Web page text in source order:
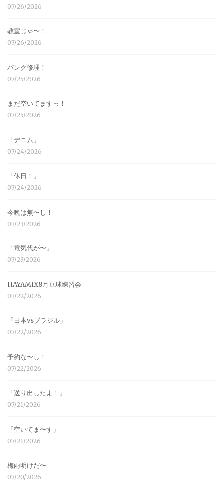
07/26/2026
教室じゃ〜！
07/26/2026
パンク修理！
07/25/2026
まだ空いてますっ！
07/25/2026
「デニム」
07/24/2026
「休日！」
07/24/2026
今晩は無〜し！
07/23/2026
「電気代が〜」
07/23/2026
HAYAMIX8月卓球練習会
07/22/2026
「日本vsブラジル」
07/22/2026
予約な〜し！
07/22/2026
「送り出したよ！」
07/21/2026
「空いてま〜す」
07/21/2026
梅雨明けだ〜
07/20/2026